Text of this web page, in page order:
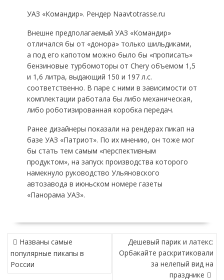
УАЗ «Командир». Рендер Naavtotrasse.ru
Внешне предполагаемый УАЗ «Командир»
отличался бы от «донора» только шильдиками,
а под его капотом можно было бы «прописать»
бензиновые турбомоторы от Chery объемом 1,5
и 1,6 литра, выдающий 150 и 197 л.с.
соответственно. В паре с ними в зависимости от
комплектации работала бы либо механическая,
либо роботизированная коробка передач.
Ранее дизайнеры показали на рендерах пикап на
базе УАЗ «Патриот». По их мнению, он тоже мог
бы стать тем самым «перспективным
продуктом», на запуск производства которого
намекнуло руководство Ульяновского
автозавода в июньском номере газеты
«Панорама УАЗ».
НАВИГАЦИЯ
ПО
ЗАПИСЯМ
Названы самые
популярные пикапы в
России
Дешевый парик и латекс:
Орбакайте раскритиковали
за нелепый вид на
празднике